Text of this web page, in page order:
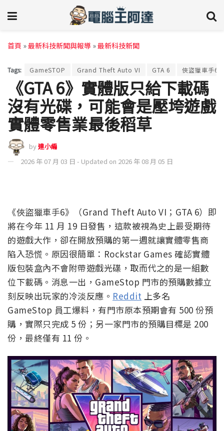
首頁 »最新科技新聞與報導 »最新科技新聞
Tags: GameSTOP Grand Theft Auto VI GTA 6 俠盜獵車手6
《GTA 6》實體版只給下載碼
沒有光碟，可能會是壓垮遊戲
實體零售業最後稻草
by達小編
2026 年 07 月 03 日 - Updated on 2026 年 08 月 05 日
《俠盜獵車手6》（Grand Theft Auto VI；GTA 6）即
將在今年 11 月 19 日發售，這款被視為史上最受期待
的遊戲大作，卻在開放預購的第一週就讓實體零售商
陷入恐慌。原因很簡單：Rockstar Games 確認實體
版包裝盒內不會附帶遊戲光碟，取而代之的是一組數
位下載碼。消息一出，GameStop 門市的預購數據立
刻反映出玩家的冷淡反應。 Reddit 上多名
GameStop 員工爆料，有門市原本預期會有 500 份預
購，實際只完成 5 份；另一家門市的預購目標是 200
份，最終僅有 11 份。